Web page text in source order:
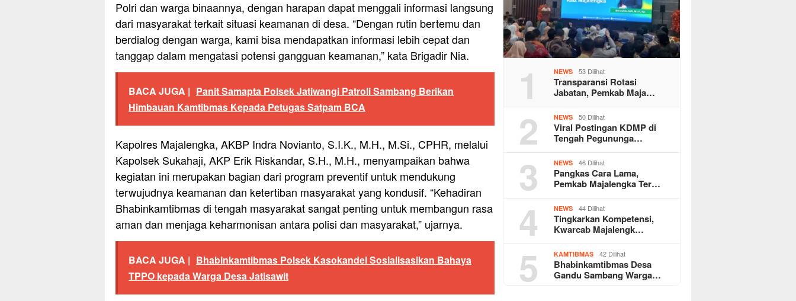
Polri dan warga binaannya, dengan harapan dapat menggali informasi langsung
dari masyarakat terkait situasi keamanan di desa. “Dengan rutin bertemu dan
berdialog dengan warga, kami bisa mendapatkan informasi lebih cepat dan
tanggap dalam mengatasi potensi gangguan keamanan,” kata Brigadir Nia.
BACA JUGA | Panit Samapta Polsek Jatiwangi Patroli Sambang Berikan
Himbauan Kamtibmas Kepada Petugas Satpam BCA
Kapolres Majalengka, AKBP Indra Novianto, S.I.K., M.H., M.Si., CPHR, melalui
Kapolsek Sukahaji, AKP Erik Riskandar, S.H., M.H., menyampaikan bahwa
kegiatan ini merupakan bagian dari program preventif untuk mendukung
terwujudnya keamanan dan ketertiban masyarakat yang kondusif. “Kehadiran
Bhabinkamtibmas di tengah masyarakat sangat penting untuk membangun rasa
aman dan menjaga keharmonisan antara polisi dan masyarakat,” ujarnya.
BACA JUGA | Bhabinkamtibmas Polsek Kasokandel Sosialisasikan Bahaya
TPPO kepada Warga Desa Jatisawit
1 NEWS 53 Dilihat
Transparansi Rotasi
Jabatan, Pemkab Maja…
2 NEWS 50 Dilihat
Viral Postingan KDMP di
Tengah Pegununga…
3 NEWS 46 Dilihat
Pangkas Cara Lama,
Pemkab Majalengka Ter…
4 NEWS 44 Dilihat
Tingkarkan Kompetensi,
Kwarcab Majalengk…
5 KAMTIBMAS 42 Dilihat
Bhabinkamtibmas Desa
Gandu Sambang Warga…